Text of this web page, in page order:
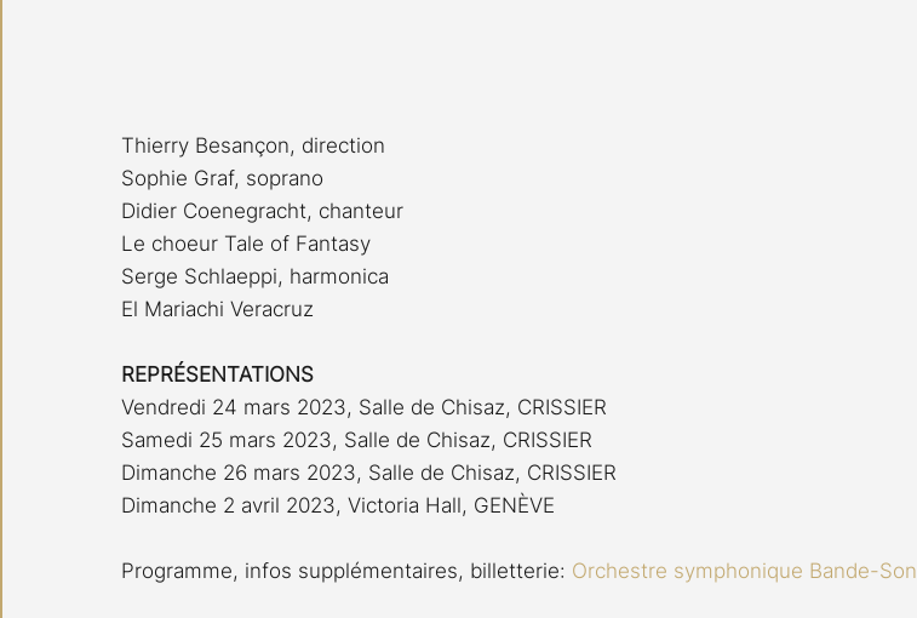
Thierry Besançon, direction
Sophie Graf, soprano
Didier Coenegracht, chanteur
Le choeur Tale of Fantasy
Serge Schlaeppi, harmonica
El Mariachi Veracruz
REPRÉSENTATIONS
Vendredi 24 mars 2023, Salle de Chisaz, CRISSIER
Samedi 25 mars 2023, Salle de Chisaz, CRISSIER
Dimanche 26 mars 2023, Salle de Chisaz, CRISSIER
Dimanche 2 avril 2023, Victoria Hall, GENÈVE
Programme, infos supplémentaires, billetterie: Orchestre symphonique Bande-Son